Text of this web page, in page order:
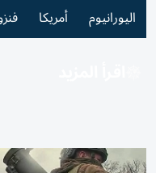
اليورانيوم أمريكا